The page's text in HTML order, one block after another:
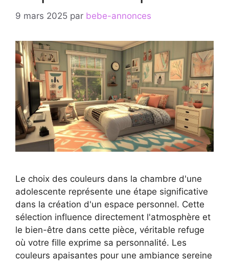
9 mars 2025 par bebe-annonces
Le choix des couleurs dans la chambre d'une
adolescente représente une étape significative
dans la création d'un espace personnel. Cette
sélection influence directement l'atmosphère et
le bien-être dans cette pièce, véritable refuge
où votre fille exprime sa personnalité. Les
couleurs apaisantes pour une ambiance sereine